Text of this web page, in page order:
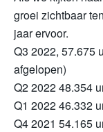
groei zichtbaar
jaar ervoor.
Q3 2022, 57.675
afgelopen)
Q2 2022 48.354
Q1 2022 46.332
Q4 2021 54.165